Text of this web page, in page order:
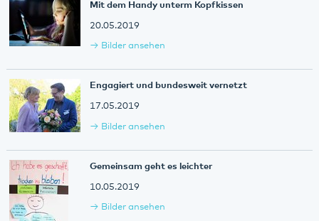
Mit dem Handy unterm Kopfkissen
20.05.2019
Bilder ansehen
Engagiert und bundesweit vernetzt
17.05.2019
Bilder ansehen
Gemeinsam geht es leichter
10.05.2019
Bilder ansehen